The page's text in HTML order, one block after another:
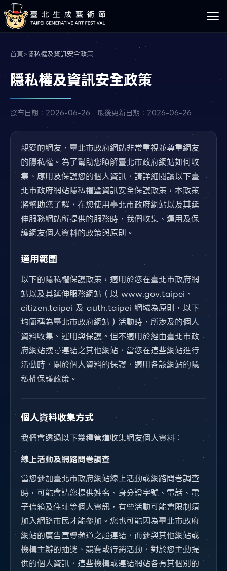
首頁>隱私權及資訊安全政策
隱私權及資訊安全政策
發布日期：2026-06-26 最後更新日期：2026-06-26
親愛的網友，臺北市政府網站非常重視並尊重網友
的隱私權。為了幫助您瞭解臺北市政府網站如何收
集、應用及保護您的個人資訊，請詳細閱讀以下臺
北市政府網站隱私權暨資訊安全保護政策，本政策
將幫助您了解，在您使用臺北市政府網站以及其延
伸服務網站所提供的服務時，我們收集、運用及保
護網友個人資料的政策與原則。
適用範圍
以下的隱私權保護政策，適用於您在臺北市政府網
站以及其延伸服務網站（以 www.gov.taipei、
citizen.taipei 及 auth.taipei 網域為原則，以下
均簡稱為臺北市政府網站）活動時，所涉及的個人
資料收集、運用與保護。但不適用於經由臺北市政
府網站搜尋連結之其他網站，當您在這些網站進行
活動時，關於個人資料的保護，適用各該網站的隱
私權保護政策。
個人資料收集方式
我們會透過以下幾種管道收集網友個人資料：
線上活動及網路問卷調查
當您參加臺北市政府網站線上活動或網路問卷調查
時，可能會請您提供姓名、身分證字號、電話、電
子信箱及住址等個人資訊，有些活動可能會限制須
加入網路市民才能參加。您也可能因為臺北市政府
網站的廣告宣導頻道之超連結，而參與其他網站或
機構主辦的抽獎、競賽或行銷活動，對於您主動提
供的個人資訊，這些機構或連結網站各有其個別的